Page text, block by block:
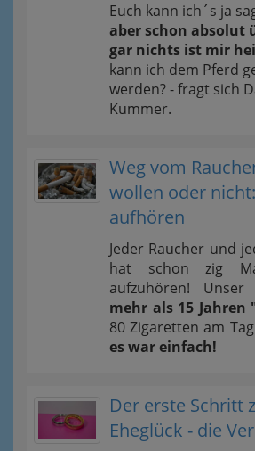
Euch kann ich´s ja
aber schon absolut
gar nichts ist mir
kann ich dem Pferd
werden? - fragt sich
Kummer.
Weg vom
wollen oder
aufhören
Jeder Raucher und
hat schon zig
aufzuhören!
mehr als 15 Jahren
80 Zigaretten am
es war einfach!
Der erste Schritt
Eheglück - die